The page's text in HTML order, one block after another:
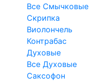
Все Смычковые
Скрипка
Виолончель
Контрабас
Духовые
Все Духовые
Саксофон